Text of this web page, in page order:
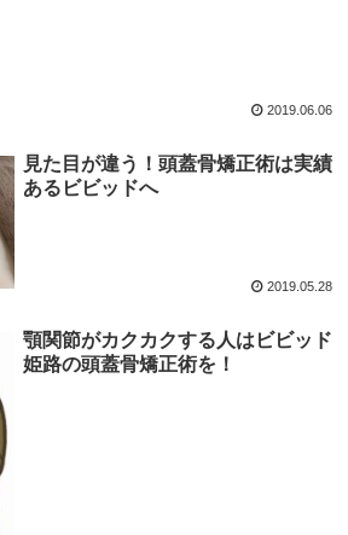
2019.06.06
見た目が違う！頭蓋骨矯正術は実績
あるビビッドへ
2019.05.28
顎関節がカクカクする人はビビッド
姫路の頭蓋骨矯正術を！